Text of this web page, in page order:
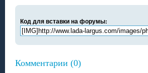
Код для вставки на форумы:
Комментарии (0)